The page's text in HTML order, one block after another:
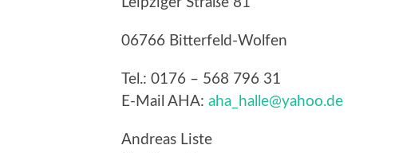
06766 Bitterfeld-Wolfen
Tel.: 0176 – 568 796 31
E-Mail AHA: aha_halle@yahoo.de
Andreas Liste